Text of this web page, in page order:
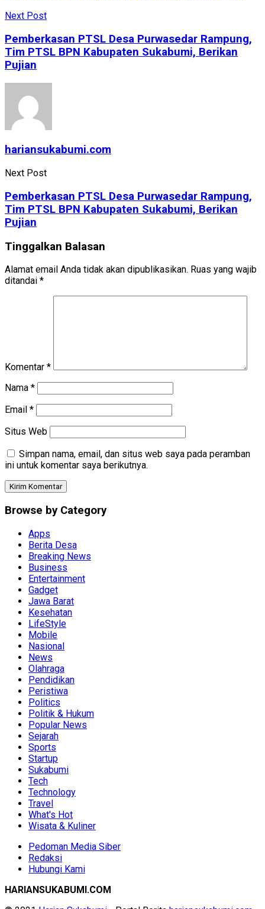
Next Post
Pemberkasan PTSL Desa Purwasedar Rampung,
Tim PTSL BPN Kabupaten Sukabumi, Berikan
Pujian
hariansukabumi.com
Next Post
Pemberkasan PTSL Desa Purwasedar Rampung,
Tim PTSL BPN Kabupaten Sukabumi, Berikan
Pujian
Tinggalkan Balasan
Alamat email Anda tidak akan dipublikasikan. Ruas yang wajib
ditandai *
Komentar *
Nama *
Email *
Situs Web
Simpan nama, email, dan situs web saya pada peramban
ini untuk komentar saya berikutnya.
Browse by Category
Apps
Berita Desa
Breaking News
Business
Entertainment
Gadget
Jawa Barat
Kesehatan
LifeStyle
Mobile
Nasional
News
Olahraga
Pendidikan
Peristiwa
Politics
Politik & Hukum
Popular News
Sejarah
Sports
Startup
Sukabumi
Tech
Technology
Travel
What's Hot
Wisata & Kuliner
Pedoman Media Siber
Redaksi
Hubungi Kami
HARIANSUKABUMI.COM